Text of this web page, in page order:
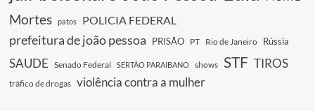
Mortes patos POLICIA FEDERAL
prefeitura de joão pessoa PRISÃO PT Rio de Janeiro Rússia
SAUDE Senado Federal SERTÃO PARAIBANO shows STF TIROS
tráfico de drogas violência contra a mulher